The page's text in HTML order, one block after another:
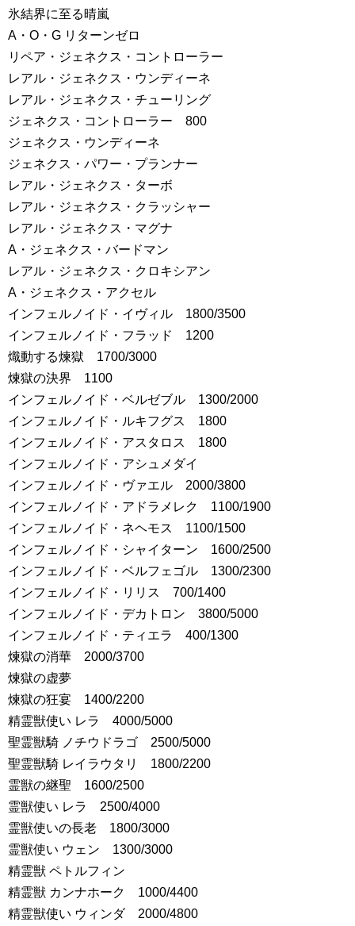
氷結界に至る晴嵐
A・O・G リターンゼロ
リペア・ジェネクス・コントローラー
レアル・ジェネクス・ウンディーネ
レアル・ジェネクス・チューリング
ジェネクス・コントローラー 800
ジェネクス・ウンディーネ
ジェネクス・パワー・プランナー
レアル・ジェネクス・ターボ
レアル・ジェネクス・クラッシャー
レアル・ジェネクス・マグナ
A・ジェネクス・バードマン
レアル・ジェネクス・クロキシアン
A・ジェネクス・アクセル
インフェルノイド・イヴィル 1800/3500
インフェルノイド・フラッド 1200
熾動する煉獄 1700/3000
煉獄の決界 1100
インフェルノイド・ベルゼブル 1300/2000
インフェルノイド・ルキフグス 1800
インフェルノイド・アスタロス 1800
インフェルノイド・アシュメダイ
インフェルノイド・ヴァエル 2000/3800
インフェルノイド・アドラメレク 1100/1900
インフェルノイド・ネヘモス 1100/1500
インフェルノイド・シャイターン 1600/2500
インフェルノイド・ベルフェゴル 1300/2300
インフェルノイド・リリス 700/1400
インフェルノイド・デカトロン 3800/5000
インフェルノイド・ティエラ 400/1300
煉獄の消華 2000/3700
煉獄の虚夢
煉獄の狂宴 1400/2200
精霊獣使い レラ 4000/5000
聖霊獣騎 ノチウドラゴ 2500/5000
聖霊獣騎 レイラウタリ 1800/2200
霊獣の継聖 1600/2500
霊獣使い レラ 2500/4000
霊獣使いの長老 1800/3000
霊獣使い ウェン 1300/3000
精霊獣 ペトルフィン
精霊獣 カンナホーク 1000/4400
精霊獣使い ウィンダ 2000/4800